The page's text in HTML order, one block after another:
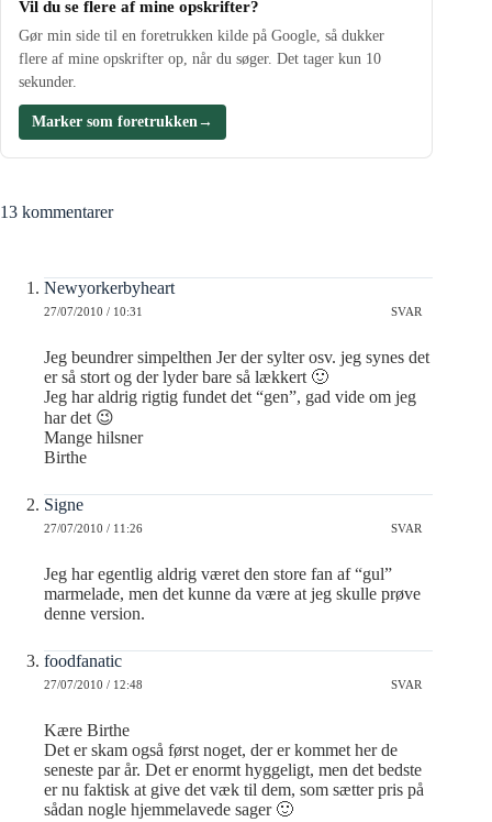
Vil du se flere af mine opskrifter?
Gør min side til en foretrukken kilde på Google, så dukker
flere af mine opskrifter op, når du søger. Det tager kun 10
sekunder.
Marker som foretrukken →
13 kommentarer
Newyorkerbyheart
27/07/2010 / 10:31 SVAR
Jeg beundrer simpelthen Jer der sylter osv. jeg synes det
er så stort og der lyder bare så lækkert 🙂
Jeg har aldrig rigtig fundet det “gen”, gad vide om jeg
har det 😉
Mange hilsner
Birthe
Signe
27/07/2010 / 11:26 SVAR
Jeg har egentlig aldrig været den store fan af “gul”
marmelade, men det kunne da være at jeg skulle prøve
denne version.
foodfanatic
27/07/2010 / 12:48 SVAR
Kære Birthe
Det er skam også først noget, der er kommet her de
seneste par år. Det er enormt hyggeligt, men det bedste
er nu faktisk at give det væk til dem, som sætter pris på
sådan nogle hjemmelavede sager 🙂